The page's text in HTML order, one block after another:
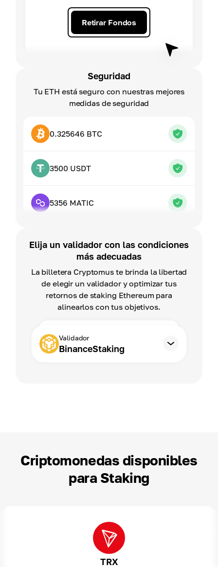
Retirar Fondos
0.325646 BTC
3500 USDT
5356 MATIC
Seguridad
Tu ETH está seguro con nuestras mejores
medidas de seguridad
Validador
BinanceStaking
Elija un validador con las condiciones
más adecuadas
La billetera Cryptomus te brinda la libertad
de elegir un validador y optimizar tus
retornos de staking Ethereum para
alinearlos con tus objetivos.
Criptomonedas disponibles
para Staking
TRX